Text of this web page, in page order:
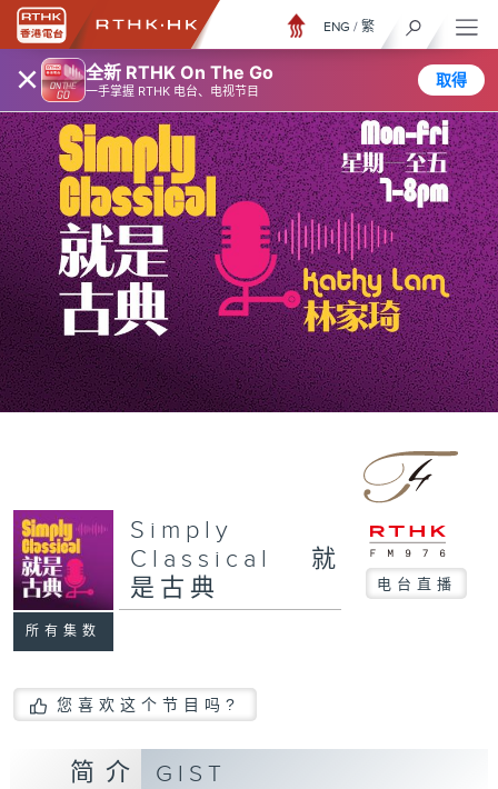
× 全新 RTHK On The Go
一手掌握 RTHK 电台、电视节目
取得
ENG / 繁
所有集数
Simply
Classical 就
是古典
电台直播
您喜欢这个节目吗?
简介 GIST